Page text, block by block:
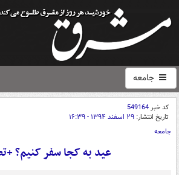
جامعه
کد خبر549164
تاریخ انتشار: ۲۹ اسفند ۱۳۹۴ - ۱۶:۳۹
جامعه
عید به کجا سفر کنیم؟